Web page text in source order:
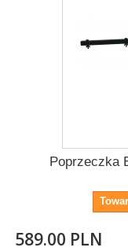
Poprzeczka
589.00 PLN